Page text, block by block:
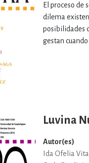
El proceso de
dilema
posibilidades
gestan
Luvina
Autor(es)
Ida Ofelia